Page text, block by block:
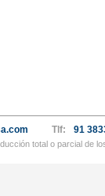
Tlf: 91
total o parcial de